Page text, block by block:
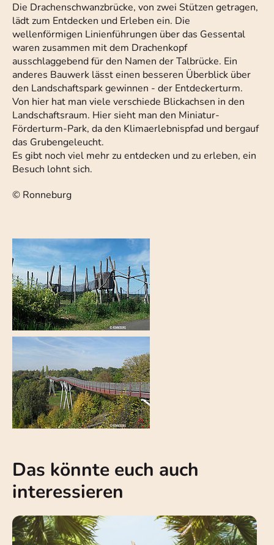
Die Drachenschwanzbrücke, von zwei Stützen getragen,
lädt zum Entdecken und Erleben ein. Die
wellenförmigen Linienführungen über das Gessental
waren zusammen mit dem Drachenkopf
ausschlaggebend für den Namen der Talbrücke. Ein
anderes Bauwerk lässt einen besseren Überblick über
den Landschaftspark gewinnen - der Entdeckerturm.
Von hier hat man viele verschiede Blickachsen in den
Landschaftsraum. Hier sieht man den Miniatur-
Förderturm-Park, da den Klimaerlebnispfad und bergauf
das Grubengeleucht.
Es gibt noch viel mehr zu entdecken und zu erleben, ein
Besuch lohnt sich.
© Ronneburg
Das könnte euch auch
interessieren